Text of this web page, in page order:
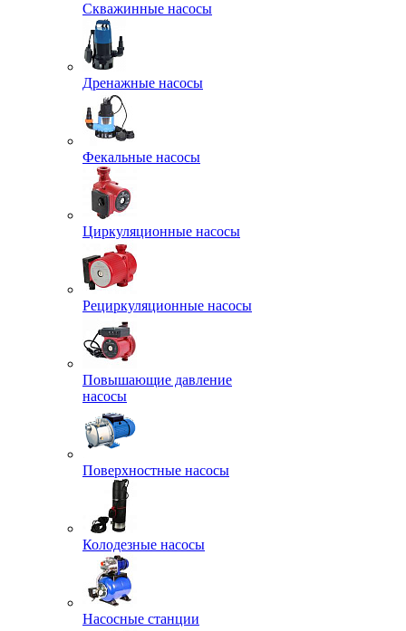
Скважинные насосы
Дренажные насосы
Фекальные насосы
Циркуляционные насосы
Рециркуляционные насосы
Повышающие давление
насосы
Поверхностные насосы
Колодезные насосы
Насосные станции